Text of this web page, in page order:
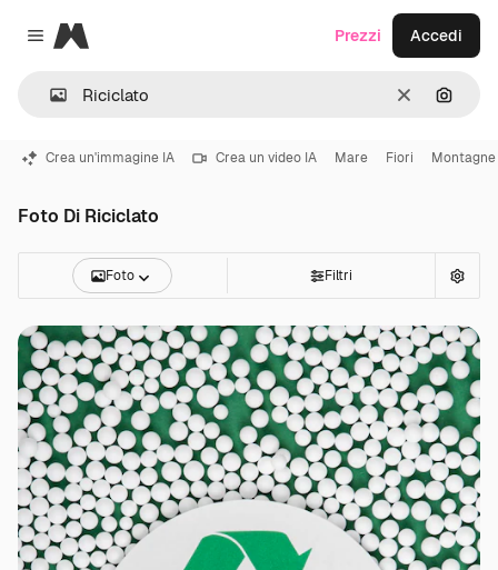
Close menu
Magnific
CancellaCerca
Prezzi Accedi
Crea un'immagine IA Crea un video IA Mare Fiori Montagne
Foto Di Riciclato
Foto Filtri